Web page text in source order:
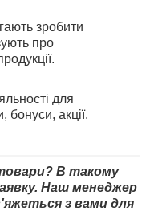
зробити
про
для
бонуси, акції.
В такому
Наш менеджер
з вами для